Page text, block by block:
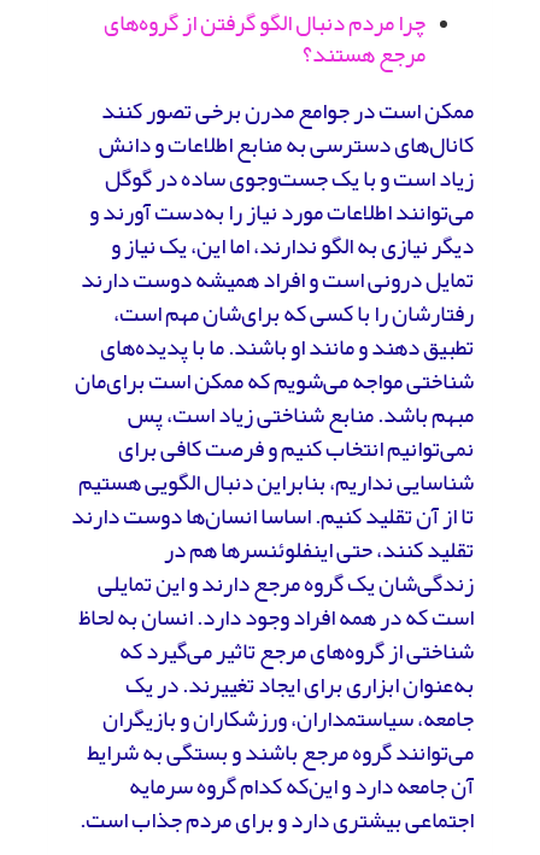
چرا مردم دنبال الگو گرفتن از گروه‌های
مرجع هستند؟
ممکن است در جوامع مدرن برخی تصور کنند
کانال‌های دسترسی به منابع اطلاعات و دانش
زیاد است و با یک جست‌وجوی ساده در گوگل
می‌توانند اطلاعات مورد نیاز را به‌دست آورند و
دیگر نیازی به الگو ندارند، اما این، یک نیاز و
تمایل درونی است و افراد همیشه دوست دارند
رفتارشان را با کسی که برای‌شان مهم است،
تطبیق دهند و مانند او باشند. ما با پدیده‌های
شناختی مواجه می‌شویم که ممکن است برای‌مان
مبهم باشد. منابع شناختی زیاد است، پس
نمی‌توانیم انتخاب کنیم و فرصت کافی برای
شناسایی نداریم، بنابراین دنبال الگویی هستیم
تا از آن تقلید کنیم. اساسا انسان‌ها دوست دارند
تقلید کنند، حتی اینفلوئنسرها هم در
زندگی‌شان یک گروه مرجع دارند و این تمایلی
است که در همه افراد وجود دارد. انسان به لحاظ
شناختی از گروه‌های مرجع تاثیر می‌گیرد که
به‌عنوان ابزاری برای ایجاد تغییرند. در یک
جامعه، سیاستمداران، ورزشکاران و بازیگران
می‌توانند گروه مرجع باشند و بستگی به شرایط
آن جامعه دارد و این‌که کدام گروه سرمایه
اجتماعی بیشتری دارد و برای مردم جذاب است.